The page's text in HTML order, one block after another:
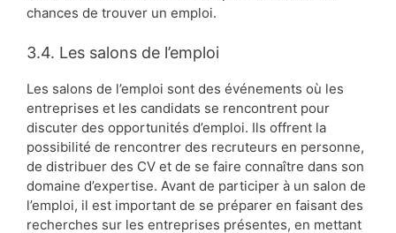
chances de trouver un emploi.
3.4. Les salons de l’emploi
Les salons de l’emploi sont des événements où les
entreprises et les candidats se rencontrent pour
discuter des opportunités d’emploi. Ils offrent la
possibilité de rencontrer des recruteurs en personne,
de distribuer des CV et de se faire connaître dans son
domaine d’expertise. Avant de participer à un salon de
l’emploi, il est important de se préparer en faisant des
recherches sur les entreprises présentes, en mettant